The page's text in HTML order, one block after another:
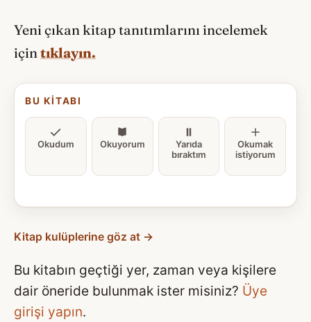
Yeni çıkan kitap tanıtımlarını incelemek
içintıklayın.
BU KITABI
Okudum Okuyorum
Yarıda
bıraktım
Okumak
istiyorum
Kitap kulüplerine göz at →
Bu kitabın geçtiği yer, zaman veya kişilere
dair öneride bulunmak ister misiniz? Üye
girişi yapın.